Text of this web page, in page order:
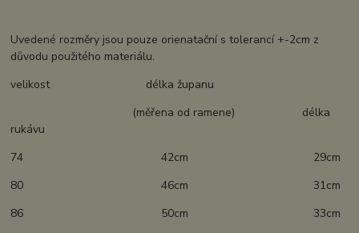
Uvedené rozměry jsou pouze orienatační s tolerancí +-2cm z
důvodu použitého materiálu.
velikost délka županu
(měřena od ramene) délka
rukávu
74 42cm 29cm
80 46cm 31cm
86 50cm 33cm